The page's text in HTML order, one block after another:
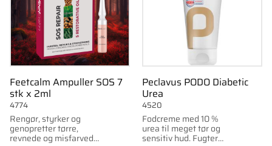
Feetcalm Ampuller SOS 7
stk x 2ml
Rengør, styrker og
genopretter tørre,
revnede og misfarvede
4774
Peclavus PODO Diabetic
Urea
Fodcreme med 10 %
urea til meget tør og
sensitiv hud. Fugter
4520